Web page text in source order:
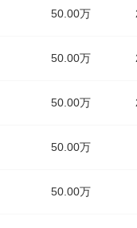
50.00万
50.00万
50.00万
50.00万
50.00万